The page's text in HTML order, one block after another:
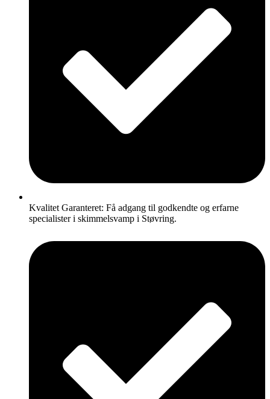
Kvalitet Garanteret: Få adgang til godkendte og erfarne
specialister i skimmelsvamp i Støvring.